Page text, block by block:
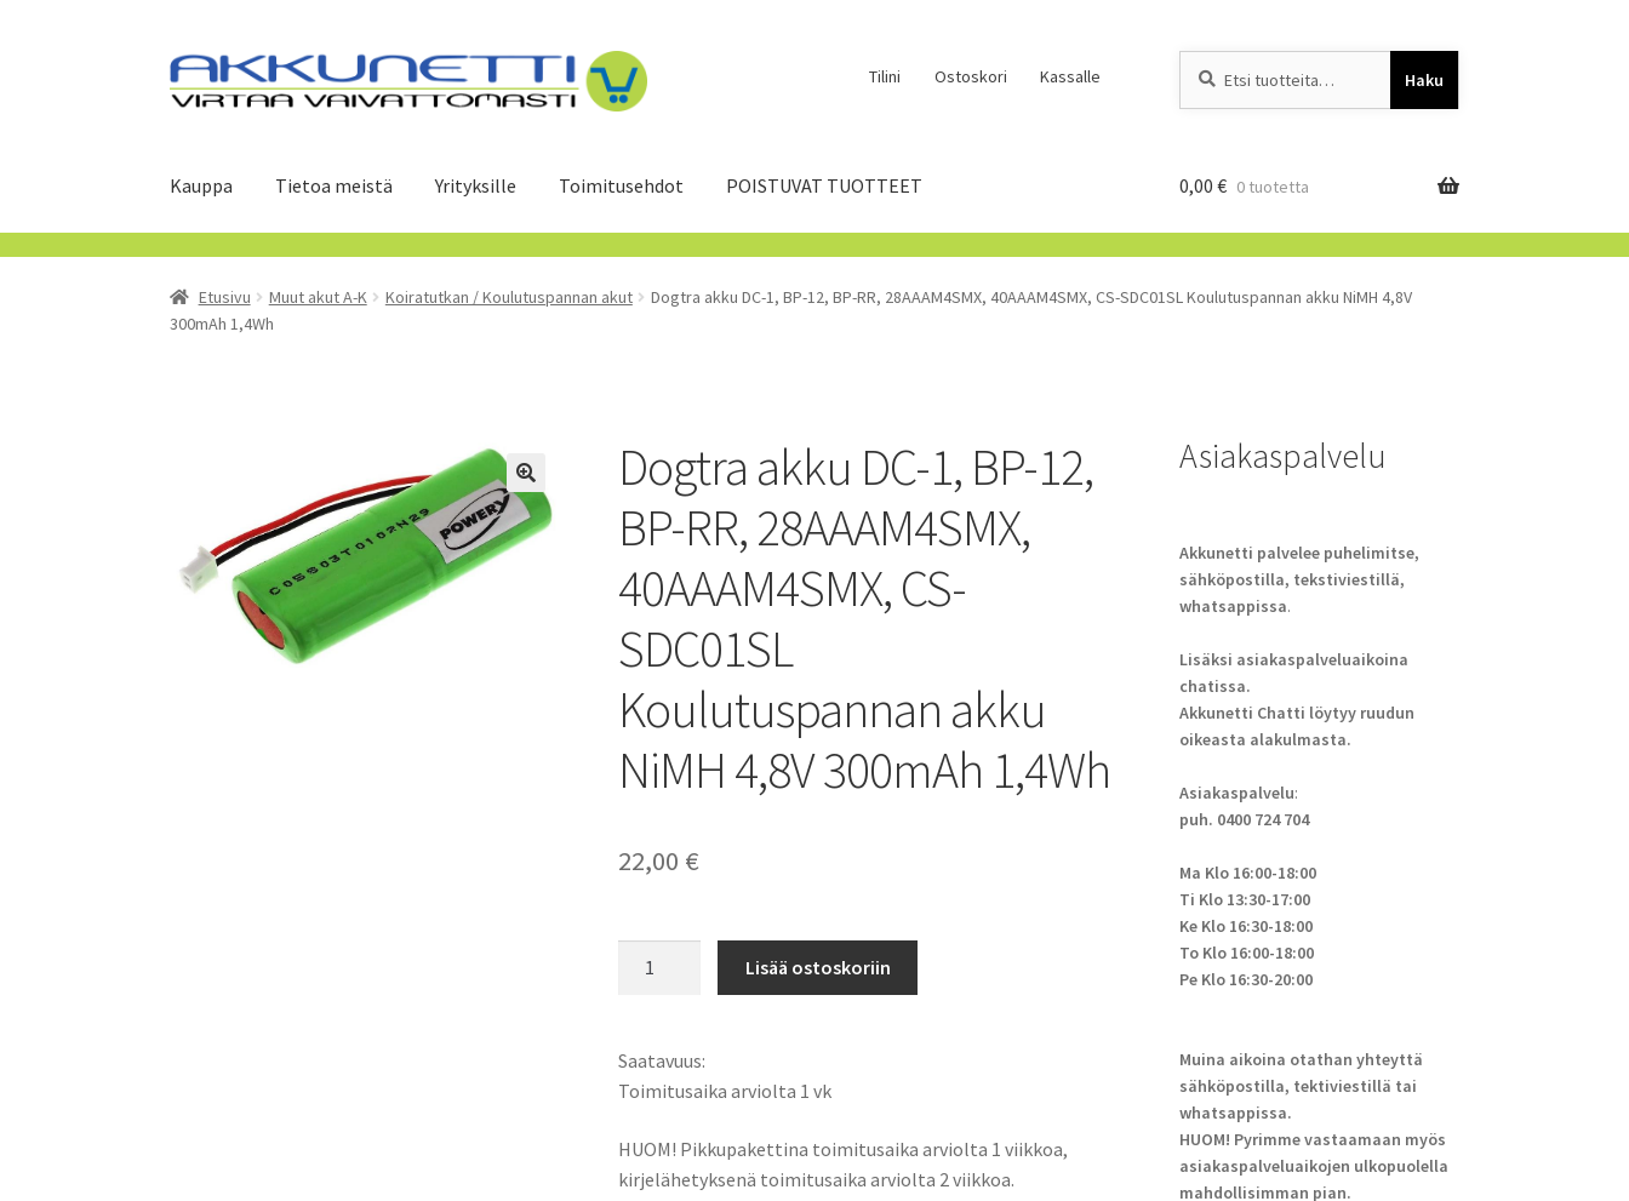
Siirry
navigointiin
Siirry
sisältöön
Tilini Ostoskori Kassalle Haku
Kauppa Tietoa meistä Yrityksille Toimitusehdot POISTUVAT TUOTTEET 0,00 € 0 tuotetta
Etusivu Muut akut A-K Koiratutkan / Koulutuspannan akut
Dogtra akku DC-1, BP-12, BP-RR, 28AAAM4SMX, 40AAAM4SMX, CS-SDC01SL Koulutuspannan akku NiMH 4,8V
300mAh 1,4Wh
Dogtra akku DC-1, BP-12,
BP-RR, 28AAAM4SMX,
40AAAM4SMX, CS-
SDC01SL
Koulutuspannan akku
NiMH 4,8V 300mAh 1,4Wh
22,00 €
BP-
12,
Lisää ostoskoriin
Saatavuus:
Toimitusaika arviolta 1 vk
HUOM! Pikkupakettina toimitusaika arviolta 1 viikkoa,
kirjelähetyksenä toimitusaika arviolta 2 viikkoa.
Asiakaspalvelu
Akkunetti palvelee puhelimitse,
sähköpostilla, tekstiviestillä,
whatsappissa.
Lisäksi asiakaspalveluaikoina
chatissa.
Akkunetti Chatti löytyy ruudun
oikeasta alakulmasta.
Asiakaspalvelu:
puh. 0400 724 704
Ma Klo 16:00-18:00
Ti Klo 13:30-17:00
Ke Klo 16:30-18:00
To Klo 16:00-18:00
Pe Klo 16:30-20:00
Muina aikoina otathan yhteyttä
sähköpostilla, tektiviestillä tai
whatsappissa.
HUOM! Pyrimme vastaamaan myös
asiakaspalveluaikojen ulkopuolella
mahdollisimman pian.